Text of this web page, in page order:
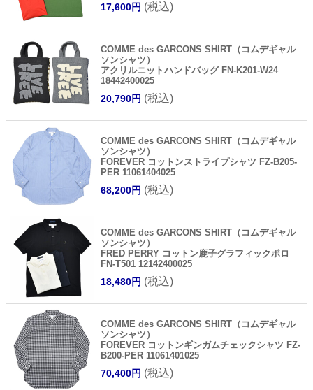
17,600円 (税込)
COMME des GARCONS SHIRT（コムデギャル
ソンシャツ）
アクリルニットハンドバッグ FN-K201-W24
18442400025
20,790円 (税込)
COMME des GARCONS SHIRT（コムデギャル
ソンシャツ）
FOREVER コットンストライプシャツ FZ-B205-
PER 11061404025
68,200円 (税込)
COMME des GARCONS SHIRT（コムデギャル
ソンシャツ）
FRED PERRY コットン鹿子グラフィックポロ
FN-T501 12142400025
18,480円 (税込)
COMME des GARCONS SHIRT（コムデギャル
ソンシャツ）
FOREVER コットンギンガムチェックシャツ FZ-
B200-PER 11061401025
70,400円 (税込)